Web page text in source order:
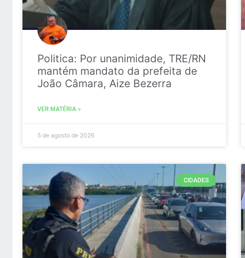
Politica: Por unanimidade, TRE/RN
mantém mandato da prefeita de
João Câmara, Aize Bezerra
VER MATÉRIA »
5 de agosto de 2026
CIDADES